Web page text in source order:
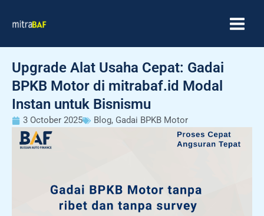
Upgrade Alat Usaha Cepat: Gadai
BPKB Motor di mitrabaf.id Modal
Instan untuk Bisnismu
3 October 2025 Blog, Gadai BPKB Motor